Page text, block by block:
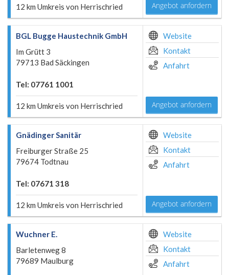
12 km Umkreis von Herrischried Angebot anfordern
BGL Bugge Haustechnik GmbH
Im Grütt 3
79713 Bad Säckingen
Tel: 07761 1001
12 km Umkreis von Herrischried
Website
Kontakt
Anfahrt
Angebot anfordern
Gnädinger Sanitär
Freiburger Straße 25
79674 Todtnau
Tel: 07671 318
12 km Umkreis von Herrischried
Website
Kontakt
Anfahrt
Angebot anfordern
Wuchner E.
Barletenweg 8
79689 Maulburg
Website
Kontakt
Anfahrt